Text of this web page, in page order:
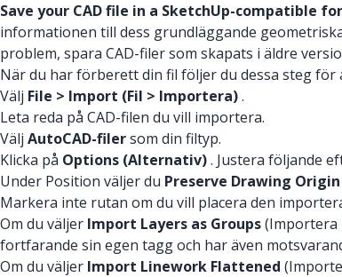
Save your CAD file in a SketchUp-compatible
informationen till dess grundläggande
problem, spara CAD-filer som skapats i äldre
När du har förberett din fil följer du dessa steg för
Välj File > Import (Fil > Importera).
Leta reda på CAD-filen du vill importera.
Välj AutoCAD-filersom din filtyp.
Klicka på Options (Alternativ). Justera följande
Under Position väljer du Preserve Drawing Origin
Markera inte rutan om du vill placera den
Om du väljer Import Layers as Groups(Importera
fortfarande sin egen tagg och har även
Om du väljer Import Linework Flattened